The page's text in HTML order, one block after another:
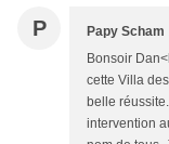
P Papy Scham
Bonsoir
cette Villa
belle
intervention